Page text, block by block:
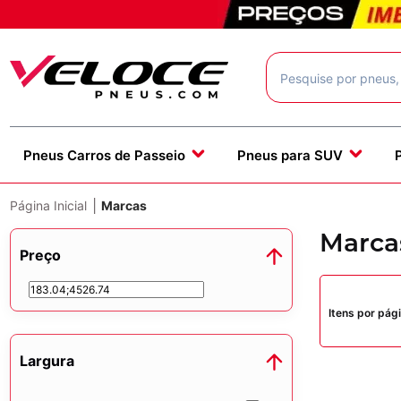
Pneus Carros de Passeio Pneus para SUV
Página Inicial Marcas
Preço
Largura
Itens por